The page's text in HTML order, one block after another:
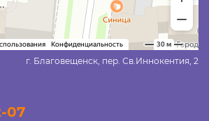
г. Благовещенск, пер. Св.Иннокентия, 2
07